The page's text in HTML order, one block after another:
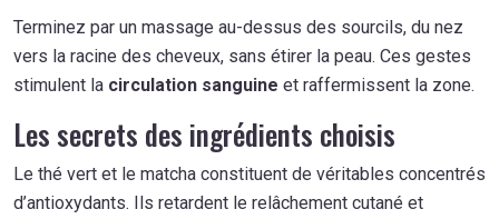
Terminez par un massage au-dessus des sourcils, du nez
vers la racine des cheveux, sans étirer la peau. Ces gestes
stimulent la circulation sanguine et raffermissent la zone.
Les secrets des ingrédients choisis
Le thé vert et le matcha constituent de véritables concentrés
d’antioxydants. Ils retardent le relâchement cutané et